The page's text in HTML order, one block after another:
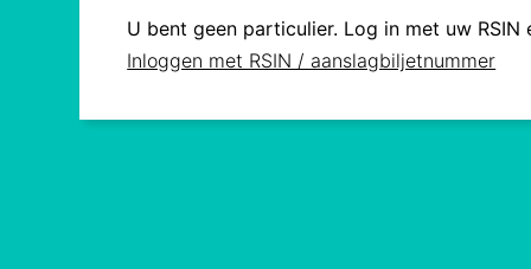
U bent geen particulier. Log in met uw RSIN
Inloggen met RSIN / aanslagbiljetnummer